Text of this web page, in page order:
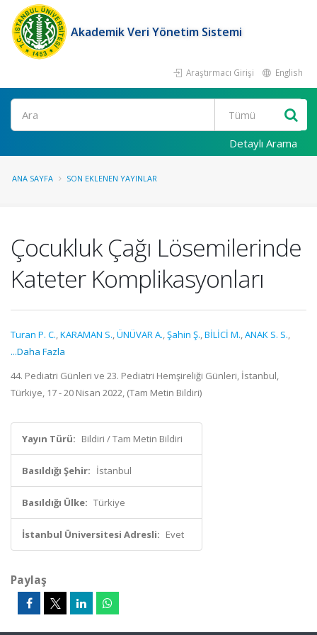
Akademik Veri Yönetim Sistemi
Araştırmacı Girişi English
Ara
Detaylı Arama
ANA SAYFA SON EKLENEN YAYINLAR
Çocukluk Çağı Lösemilerinde
Kateter Komplikasyonları
Turan P. C.,KARAMAN S.,ÜNÜVAR A.,Şahin Ş.,BİLİCİ M.,ANAK S. S.,
...Daha Fazla
44. Pediatri Günleri ve 23. Pediatri Hemşireliği Günleri, İstanbul,
Türkiye, 17 - 20 Nisan 2022, (Tam Metin Bildiri)
Yayın Türü: Bildiri / Tam Metin Bildiri
Basıldığı Şehir: İstanbul
Basıldığı Ülke: Türkiye
İstanbul Üniversitesi Adresli: Evet
Paylaş